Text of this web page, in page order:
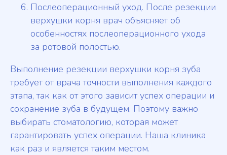
Послеоперационный уход. После резекции
верхушки корня врач объясняет об
особенностях послеоперационного ухода
за ротовой полостью.
Выполнение резекции верхушки корня зуба
требует от врача точности выполнения каждого
этапа, так как от этого зависит успех операции и
сохранение зуба в будущем. Поэтому важно
выбирать стоматологию, которая может
гарантировать успех операции. Наша клиника
как раз и является таким местом.